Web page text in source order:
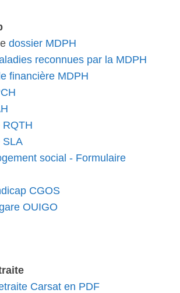
dossier MDPH
reconnues par la MDPH
financière MDPH
RQTH
SLA
social - Formulaire
CGOS
OUIGO
Carsat en PDF